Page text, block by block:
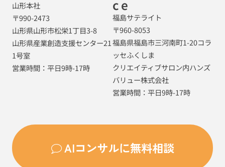
山形本社
〒990-2473
山形県山形市松栄1丁目3-8
山形県産業創造支援センター21
1号室
営業時間：平日9時-17時
ce
福島サテライト
〒960-8053
福島県福島市三河南町1-20コラ
ッセふくしま
クリエイティブサロン内ハンズ
バリュー株式会社
営業時間：平日9時-17時
AIコンサルに無料相談